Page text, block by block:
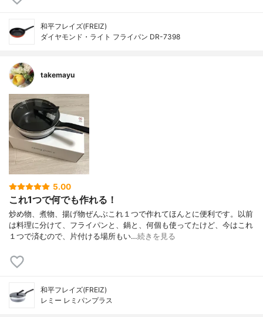
和平フレイズ(FREIZ)
ダイヤモンド・ライト フライパン DR-7398
takemayu
5.00
これ1つで何でも作れる！
炒め物、煮物、揚げ物ぜんぶこれ１つで作れてほんとに便利です。以前
は料理に分けて、フライパンと、鍋と、何個も使ってたけど、今はこれ
１つで済むので、片付ける場所もい…続きを見る
和平フレイズ(FREIZ)
レミー レミパンプラス